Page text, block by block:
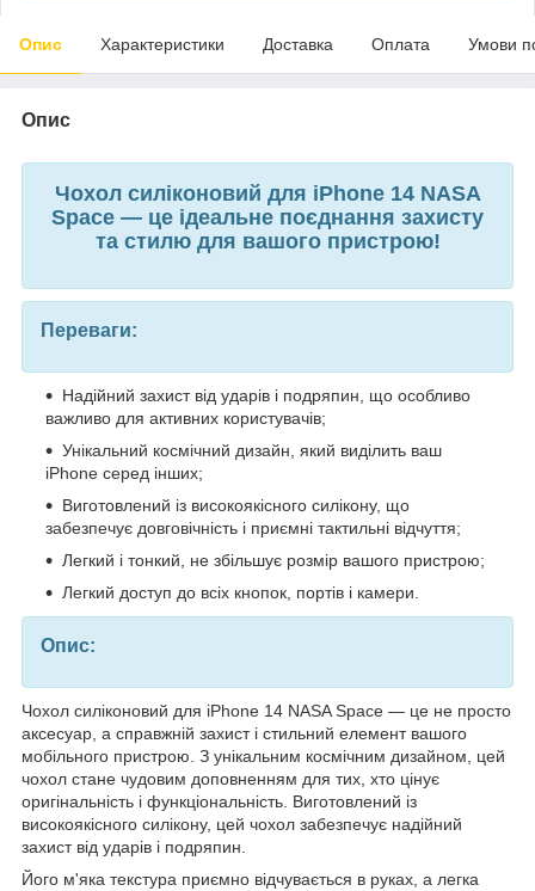
Опис Характеристики Доставка Оплата Умови
Опис
Чохол силіконовий для iPhone 14 NASA
Space — це ідеальне поєднання захисту
та стилю для вашого пристрою!
Переваги:
Надійний захист від ударів і подряпин, що особливо
важливо для активних користувачів;
Унікальний космічний дизайн, який виділить ваш
iPhone серед інших;
Виготовлений із високоякісного силікону, що
забезпечує довговічність і приємні тактильні відчуття;
Легкий і тонкий, не збільшує розмір вашого пристрою;
Легкий доступ до всіх кнопок, портів і камери.
Опис:
Чохол силіконовий для iPhone 14 NASA Space — це не просто
аксесуар, а справжній захист і стильний елемент вашого
мобільного пристрою. З унікальним космічним дизайном, цей
чохол стане чудовим доповненням для тих, хто цінує
оригінальність і функціональність. Виготовлений із
високоякісного силікону, цей чохол забезпечує надійний
захист від ударів і подряпин.
Його м'яка текстура приємно відчувається в руках, а легка